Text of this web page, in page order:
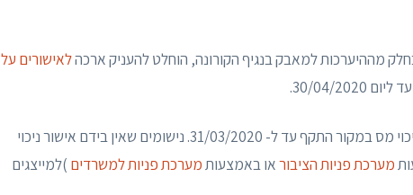
מההיערכות למאבק בנגיף הקורונה, הוחלט להעניק ארכהלאישורים על
כאמור, הארכה ניתנת לנישומים שבידם אישור ניכוי מס במקור התקף עד ל- 31/03/2020. נישומים שאין בידם אישור ניכוי
מערכת פניות הציבוראו באמצעותמערכת פניות למשרדים )למייצגים